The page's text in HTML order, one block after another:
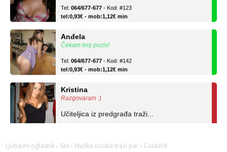
Anđela
Čekam tvoj poziv!
Kristina
Razgovaram :)
Učiteljica iz predgrađa traži...
Obavijesti me kada se oslobodi
Ljubavni oglasnik › Sex › Muška osoba traži par › Cuckold